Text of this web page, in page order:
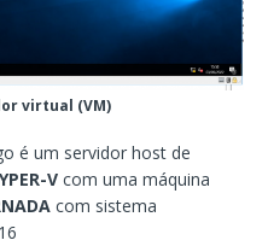
virtual (VM)
é um servidor host de
V com uma máquina
com sistema